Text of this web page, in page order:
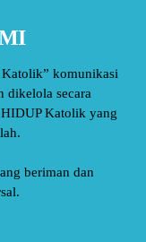
Katolik” komunikasi
dikelola secara
Katolik yang
beriman dan